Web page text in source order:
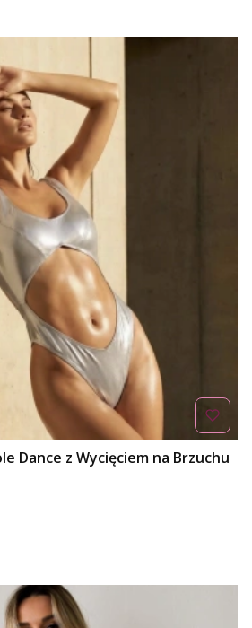
Dance z Wycięciem na Brzuchu